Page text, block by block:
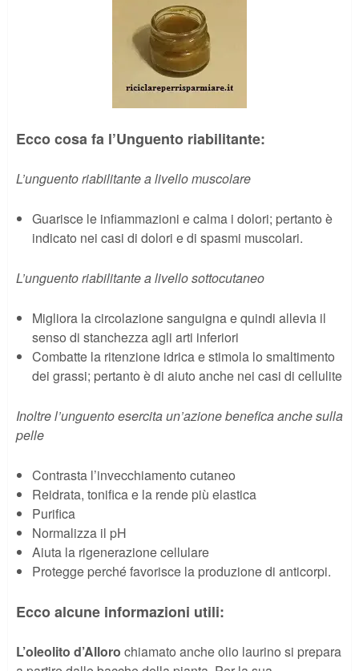
Ecco cosa fa l’Unguento riabilitante:
L’unguento riabilitante a livello muscolare
Guarisce le infiammazioni e calma i dolori; pertanto è
indicato nei casi di dolori e di spasmi muscolari.
L’unguento riabilitante a livello sottocutaneo
Migliora la circolazione sanguigna e quindi allevia il
senso di stanchezza agli arti inferiori
Combatte la ritenzione idrica e stimola lo smaltimento
dei grassi; pertanto è di aiuto anche nei casi di cellulite
Inoltre l’unguento esercita un’azione benefica anche sulla
pelle
Contrasta l’invecchiamento cutaneo
Reidrata, tonifica e la rende più elastica
Purifica
Normalizza il pH
Aiuta la rigenerazione cellulare
Protegge perché favorisce la produzione di anticorpi.
Ecco alcune informazioni utili:
L’oleolito d’Alloro chiamato anche olio laurino si prepara